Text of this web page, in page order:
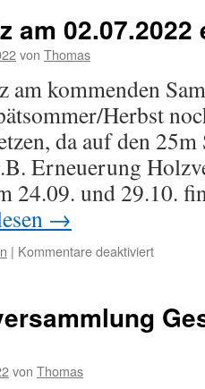
am 02.07.2022
von Thomas
am kommenden
Herbst
da auf den 25m
Erneuerung
24.09. und 29.10.
→
| Kommentare deaktiviertfür
entfällt
von Thomas